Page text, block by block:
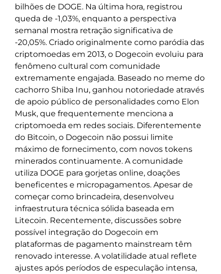
bilhões de DOGE. Na última hora, registrou
queda de -1,03%, enquanto a perspectiva
semanal mostra retração significativa de
-20,05%. Criado originalmente como paródia das
criptomoedas em 2013, o Dogecoin evoluiu para
fenômeno cultural com comunidade
extremamente engajada. Baseado no meme do
cachorro Shiba Inu, ganhou notoriedade através
de apoio público de personalidades como Elon
Musk, que frequentemente menciona a
criptomoeda em redes sociais. Diferentemente
do Bitcoin, o Dogecoin não possui limite
máximo de fornecimento, com novos tokens
minerados continuamente. A comunidade
utiliza DOGE para gorjetas online, doações
beneficentes e micropagamentos. Apesar de
começar como brincadeira, desenvolveu
infraestrutura técnica sólida baseada em
Litecoin. Recentemente, discussões sobre
possível integração do Dogecoin em
plataformas de pagamento mainstream têm
renovado interesse. A volatilidade atual reflete
ajustes após períodos de especulação intensa,